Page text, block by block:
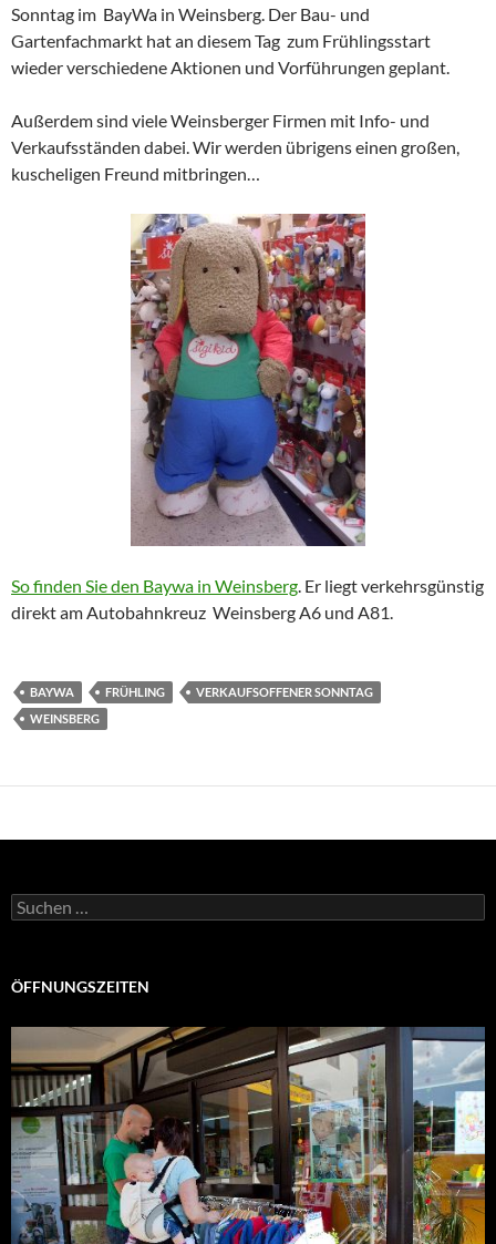
Sonntag im BayWa in Weinsberg. Der Bau- und
Gartenfachmarkt hat an diesem Tag zum Frühlingsstart
wieder verschiedene Aktionen und Vorführungen geplant.
Außerdem sind viele Weinsberger Firmen mit Info- und
Verkaufsständen dabei. Wir werden übrigens einen großen,
kuscheligen Freund mitbringen…
So finden Sie den Baywa in Weinsberg. Er liegt verkehrsgünstig
direkt am Autobahnkreuz Weinsberg A6 und A81.
BAYWA FRÜHLING
VERKAUFSOFFENER SONNTAG
WEINSBERG
Suchen
nach:
ÖFFNUNGSZEITEN